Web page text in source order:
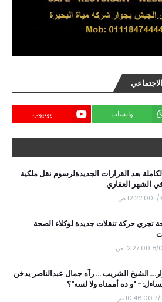
واتساب يوتيوب
بعد القرارات الجديدةلرسوم نقل ملكية
الشهر العقاري
ص
تجري حركة تنقلات جديدة لوكلاء الصحة
ص
الشريب ... رآه جمال عبدالناصر يدخن
"و ده أممناه ولا لسه"؟
ص